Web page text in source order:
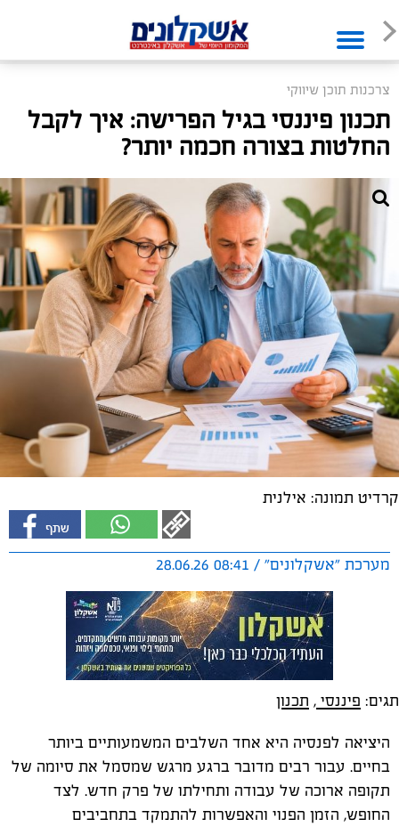
צרכנות תוכן שיווקי
תכנון פיננסי בגיל הפרישה: איך לקבל
החלטות בצורה חכמה יותר?
קרדיט תמונה: אילנית
מערכת "אשקלונים" / 08:41 28.06.26
תגים: פיננסי , תכנון
היציאה לפנסיה היא אחד השלבים המשמעותיים ביותר
בחיים. עבור רבים מדובר ברגע מרגש שמסמל את סיומה של
תקופה ארוכה של עבודה ותחילתו של פרק חדש. לצד
החופש, הזמן הפנוי והאפשרות להתמקד בתחביבים